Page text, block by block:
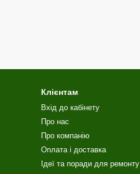
Клієнтам
Вхід до кабінету
Про нас
Про компанію
Оплата і доставка
Ідеї та поради для ремонту